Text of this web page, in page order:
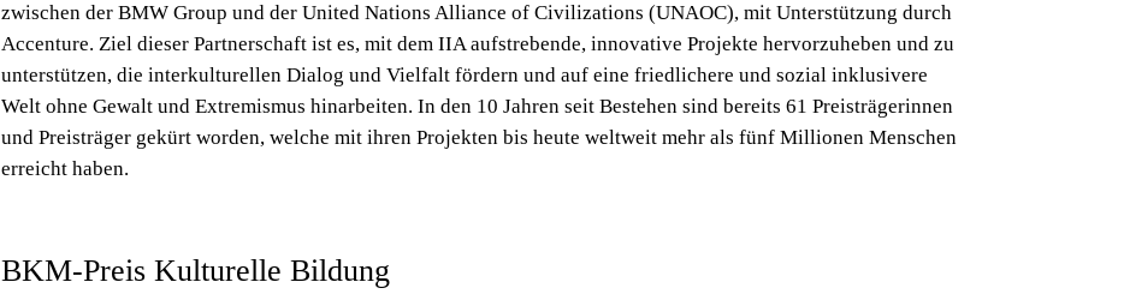
zwischen der BMW Group und der United Nations Alliance of Civilizations (UNAOC), mit Unterstützung durch
Accenture. Ziel dieser Partnerschaft ist es, mit dem IIA aufstrebende, innovative Projekte hervorzuheben und zu
unterstützen, die interkulturellen Dialog und Vielfalt fördern und auf eine friedlichere und sozial inklusivere
Welt ohne Gewalt und Extremismus hinarbeiten. In den 10 Jahren seit Bestehen sind bereits 61 Preisträgerinnen
und Preisträger gekürt worden, welche mit ihren Projekten bis heute weltweit mehr als fünf Millionen Menschen
erreicht haben.
BKM-Preis Kulturelle Bildung